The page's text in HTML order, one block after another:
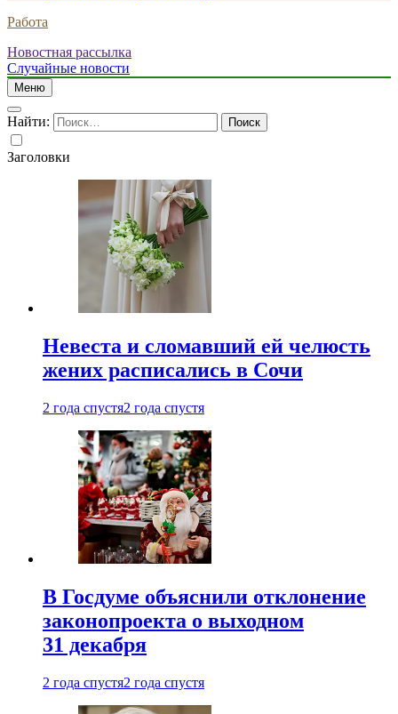
Работа
Новостная рассылка
Случайные новости
Меню
Найти:
Заголовки
Невеста и сломавший ей челюсть
жених расписались в Сочи
2 года спустя2 года спустя
В Госдуме объяснили отклонение
законопроекта о выходном
31 декабря
2 года спустя2 года спустя